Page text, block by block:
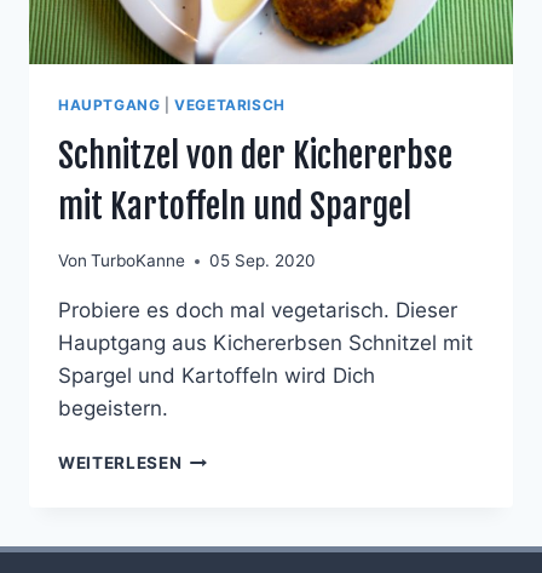
HAUPTGANG |VEGETARISCH
Schnitzel von der Kichererbse
mit Kartoffeln und Spargel
Von TurboKanne 05 Sep. 2020
Probiere es doch mal vegetarisch. Dieser
Hauptgang aus Kichererbsen Schnitzel mit
Spargel und Kartoffeln wird Dich
begeistern.
WEITERLESEN SCHNITZEL
MIT